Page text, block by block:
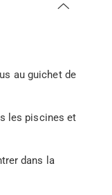
au guichet de
les piscines et
dans la